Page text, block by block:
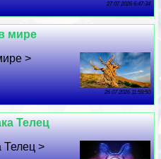
27 07 2026 6:47:34
мире
>
26 07 2026 11:59:50
Телец
Телец >